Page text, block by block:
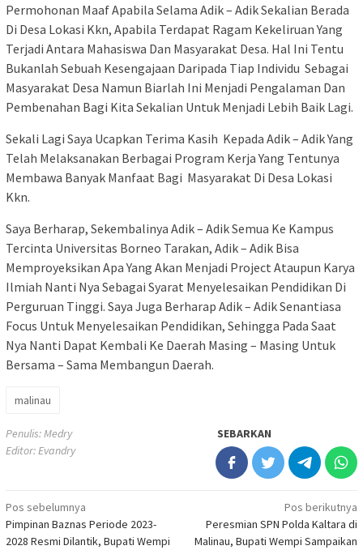
Permohonan Maaf Apabila Selama Adik – Adik Sekalian Berada
Di Desa Lokasi Kkn, Apabila Terdapat Ragam Kekeliruan Yang
Terjadi Antara Mahasiswa Dan Masyarakat Desa. Hal Ini Tentu
Bukanlah Sebuah Kesengajaan Daripada Tiap Individu Sebagai
Masyarakat Desa Namun Biarlah Ini Menjadi Pengalaman Dan
Pembenahan Bagi Kita Sekalian Untuk Menjadi Lebih Baik Lagi.
Sekali Lagi Saya Ucapkan Terima Kasih Kepada Adik – Adik Yang
Telah Melaksanakan Berbagai Program Kerja Yang Tentunya
Membawa Banyak Manfaat Bagi Masyarakat Di Desa Lokasi
Kkn.
Saya Berharap, Sekembalinya Adik – Adik Semua Ke Kampus
Tercinta Universitas Borneo Tarakan, Adik – Adik Bisa
Memproyeksikan Apa Yang Akan Menjadi Project Ataupun Karya
Ilmiah Nanti Nya Sebagai Syarat Menyelesaikan Pendidikan Di
Perguruan Tinggi. Saya Juga Berharap Adik – Adik Senantiasa
Focus Untuk Menyelesaikan Pendidikan, Sehingga Pada Saat
Nya Nanti Dapat Kembali Ke Daerah Masing – Masing Untuk
Bersama – Sama Membangun Daerah.
malinau
Penulis: Medry
Editor: Evandry
SEBARKAN
Navigasi
pos
Pos sebelumnya
Pimpinan Baznas Periode 2023-
2028 Resmi Dilantik, Bupati Wempi
Pos berikutnya
Peresmian SPN Polda Kaltara di
Malinau, Bupati Wempi Sampaikan